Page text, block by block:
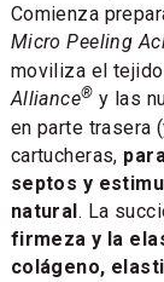
Comienza
Micro Peeling
moviliza el
Alliance® y las
en parte trasera
cartucheras,
septos y
natural. La
firmeza y la
colágeno,